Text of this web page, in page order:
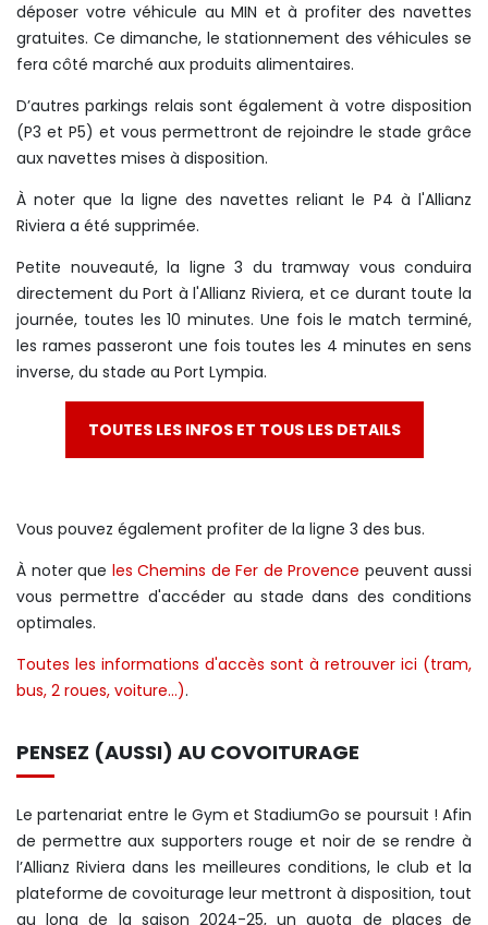
déposer votre véhicule au MIN et à profiter des navettes
gratuites. Ce dimanche, le stationnement des véhicules se
fera côté marché aux produits alimentaires.
D’autres parkings relais sont également à votre disposition
(P3 et P5) et vous permettront de rejoindre le stade grâce
aux navettes mises à disposition.
À noter que la ligne des navettes reliant le P4 à l'Allianz
Riviera a été supprimée.
Petite nouveauté, la ligne 3 du tramway vous conduira
directement du Port à l'Allianz Riviera, et ce durant toute la
journée, toutes les 10 minutes. Une fois le match terminé,
les rames passeront une fois toutes les 4 minutes en sens
inverse, du stade au Port Lympia.
TOUTES LES INFOS ET TOUS LES DETAILS
Vous pouvez également profiter de la ligne 3 des bus.
À noter que les Chemins de Fer de Provence peuvent aussi
vous permettre d'accéder au stade dans des conditions
optimales.
Toutes les informations d'accès sont à retrouver ici (tram,
bus, 2 roues, voiture...).
PENSEZ (AUSSI) AU COVOITURAGE
Le partenariat entre le Gym et StadiumGo se poursuit ! Afin
de permettre aux supporters rouge et noir de se rendre à
l’Allianz Riviera dans les meilleures conditions, le club et la
plateforme de covoiturage leur mettront à disposition, tout
au long de la saison 2024-25, un quota de places de